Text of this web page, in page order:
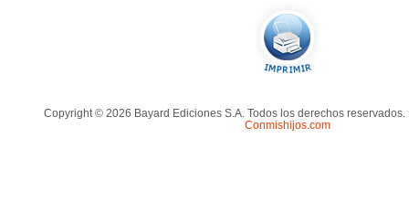
Copyright © 2026 Bayard Ediciones S.A. Todos los derechos reservados.
Conmishijos.com